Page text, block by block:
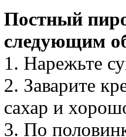
Постный
следующим
1. Нарежьте
2. Заварите
сахар и
3. По